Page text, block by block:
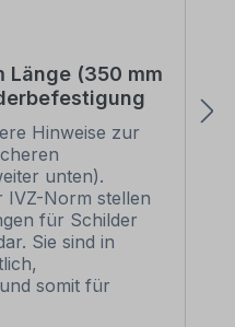
Länge (350 mm
Hinweise zur
unten).
IVZ-Norm stellen
für Schilder
Sie sind in
somit für